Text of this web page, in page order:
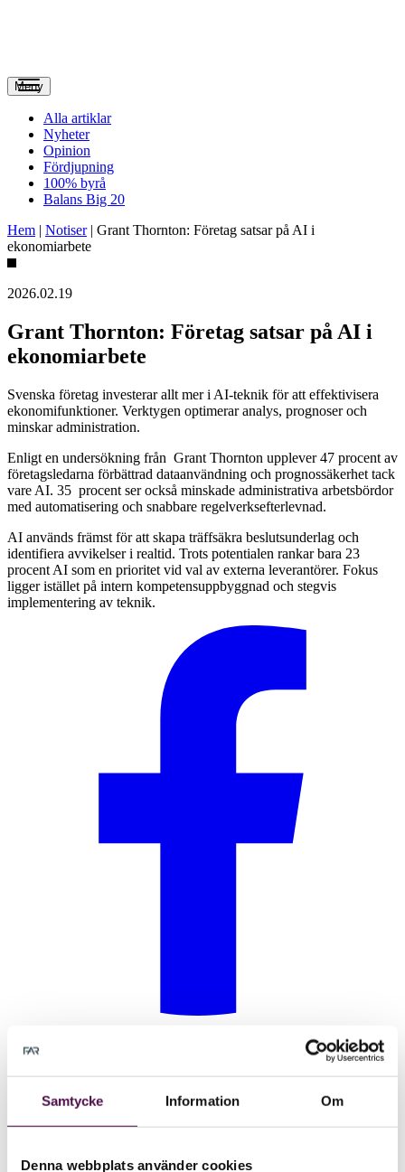
Samtycke Information Om
Denna webbplats använder cookies
Meny
Alla artiklar
Nyheter
Opinion
Fördjupning
100% byrå
Balans Big 20
Hem | Notiser| Grant Thornton: Företag satsar på AI i
ekonomiarbete
2026.02.19
Grant Thornton: Företag satsar på AI i
ekonomiarbete
Svenska företag investerar allt mer i AI-teknik för att effektivisera
ekonomifunktioner. Verktygen optimerar analys, prognoser och
minskar administration.
Enligt en undersökning från Grant Thornton upplever 47 procent av
företagsledarna förbättrad dataanvändning och prognossäkerhet tack
vare AI. 35 procent ser också minskade administrativa arbetsbördor
med automatisering och snabbare regelverksefterlevnad.
AI används främst för att skapa träffsäkra beslutsunderlag och
identifiera avvikelser i realtid. Trots potentialen rankar bara 23
procent AI som en prioritet vid val av externa leverantörer. Fokus
ligger istället på intern kompetensuppbyggnad och stegvis
implementering av teknik.